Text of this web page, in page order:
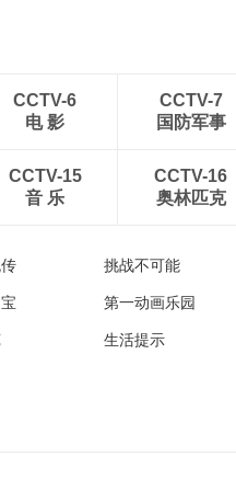
CCTV-6
电 影
CCTV-7
国防军事
CCTV-15
音 乐
CCTV-16
奥林匹克
挑战不可能
第一动画乐园
生活提示